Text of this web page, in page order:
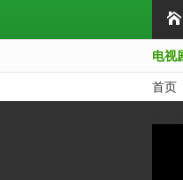
电视
首页